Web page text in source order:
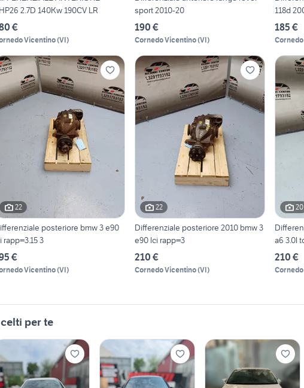
2.7D 140Kw 190CV LR
€
Vicentino(VI)
sport 2010-20
190 €
Cornedo Vicentino(VI)
118d
185 €
22
posteriore bmw 3 e90
rapp=3.15 3
€
Vicentino(VI)
22
Differenziale posteriore 2010 bmw 3
e90 lci rapp=3
210 €
Cornedo Vicentino(VI)
20
a6 3.0l
210 €
per te